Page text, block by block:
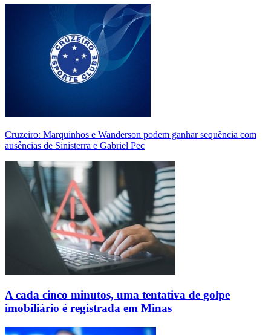
Cruzeiro: Marquinhos e Wanderson podem ganhar sequência com
ausências de Sinisterra e Gabriel Pec
A cada cinco minutos, uma tentativa de golpe
imobiliário é registrada em Minas